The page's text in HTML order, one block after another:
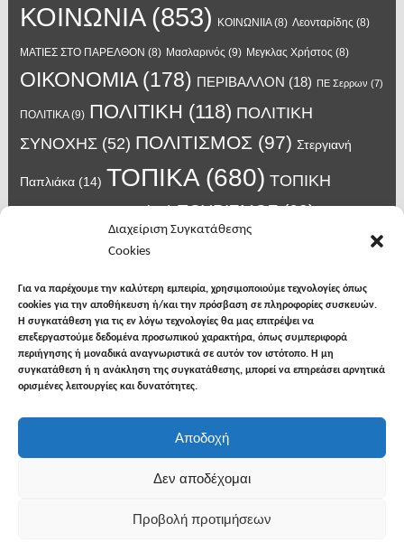
Διαχείριση Συγκατάθεσης
Cookies
Για να παρέχουμε την καλύτερη εμπειρία, χρησιμοποιούμε τεχνολογίες όπως
cookies για την αποθήκευση ή/και την πρόσβαση σε πληροφορίες συσκευών.
Η συγκατάθεση για τις εν λόγω τεχνολογίες θα μας επιτρέψει να
επεξεργαστούμε δεδομένα προσωπικού χαρακτήρα, όπως συμπεριφορά
περιήγησης ή μοναδικά αναγνωριστικά σε αυτόν τον ιστότοπο. Η μη
συγκατάθεση ή η ανάκληση της συγκατάθεσης, μπορεί να επηρεάσει αρνητικά
ορισμένες λειτουργίες και δυνατότητες.
Αποδοχή
Δεν αποδέχομαι
Προβολή προτιμήσεων
ΚΟΙΝΩΝΙΑ(853) ΚΟΙΝΩΝΙΙΑ(8) Λεονταρίδης (8)
ΜΑΤΙΕΣ ΣΤΟ ΠΑΡΕΛΘΟΝ (8) Μασλαρινός (9) Μεγκλας Χρήστος (8)
ΟΙΚΟΝΟΜΙΑ(178) ΠΕΡΙΒΑΛΛΟΝ (18) ΠΕ Σερρων (7)
ΠΟΛΙΤΙΚΑ(9) ΠΟΛΙΤΙΚΗ (118) ΠΟΛΙΤΙΚΗ
ΣΥΝΟΧΗΣ(52) ΠΟΛΙΤΙΣΜΟΣ (97) Στεργιανή
Παπλιάκα(14) ΤΟΠΙΚΑ(680) ΤΟΠΙΚΗ
ΑΥΤΟΔΙΟΙΚΗΣΗ(45) ΤΟΥΡΙΣΜΟΣ(63)
(14) Χατζηβασιλειου
κρούσματα κορονοϊού(18) λαϊκή Νιγρίτας(13) νοσοκομείο Σερρών
σπυροπουλος(7) υγεια(148)
Copyright © 2026Φωνή της Βισαλτίας
Θέμα: The NewsMag απόBishal Napit